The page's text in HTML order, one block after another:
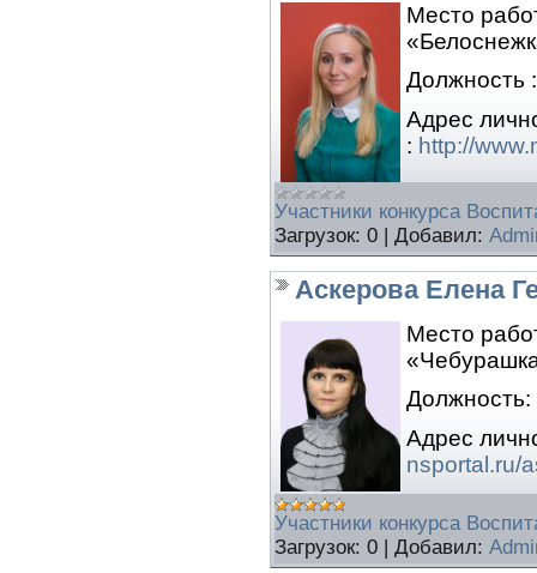
Место
Должность
Адрес
: http://
Участники конкурса
Загрузок: 0 | Добавил:
Аскерова Елена
Место
Должность:
Адрес
nsportal.ru/
Участники конкурса
Загрузок: 0 | Добавил: